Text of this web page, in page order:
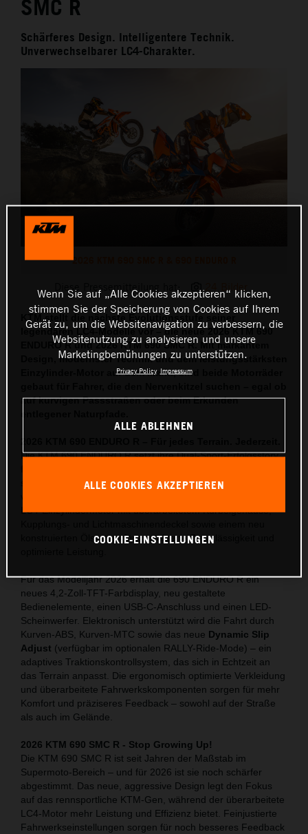
SMC R
Schärferes Design. Intelligentere Technik.
Unverwechselbarer LC4-Charakter.
2026 KTM 690 SMC R & 690 ENDURO R
KTM stellt die nächste Evolutionsstufe seiner
legendären LC4-Modelle vor – die neue 2026 KTM 690
ENDURO R und 2026 KTM 690 SMC R. Mit markantem
Design, modernster Technik und dem leistungsstärksten
Einzylinder-Motor auf dem Markt, sind beide Motorräder
auf kurvigen Passstraßen oder beim Erkunden
Die KTM 690 ENDURO R setzt ihre Dual-Sport-Erfolgsstory
steigern und gleichzeitig den Fahrkomfort auf der Straße
LC4-Einzylindermotor mit überarbeitetem Kurbelgehäuse,
konstruierten Ölsystem für gesteigerte Zuverlässigkeit und
Für das Modelljahr 2026 erhält die 690 ENDURO R ein
neues 4,2-Zoll-TFT-Farbdisplay, neu gestaltete
Bedienelemente, einen USB-C-Anschluss und einen LED-
Scheinwerfer. Elektronisch unterstützt wird die Fahrt durch
Kurven-ABS, Kurven-MTC sowie das neue Dynamic Slip
Adjust (verfügbar im optionalen RALLY-Ride-Mode) – ein
adaptives Traktionskontrollsystem, das sich in Echtzeit an
das Terrain anpasst. Die ergonomisch optimierte Verkleidung
und überarbeitete Fahrwerkskomponenten sorgen für mehr
Komfort und präziseres Feedback – sowohl auf der Straße
als auch im Gelände.
2026 KTM 690 SMC R - Stop Growing Up!
Die KTM 690 SMC R ist seit Jahren der Maßstab im
Supermoto-Bereich – und für 2026 ist sie noch schärfer
abgestimmt. Das neue, aggressive Design legt den Fokus
auf das rennsportliche KTM-Gen, während der überarbeitete
LC4-Motor mehr Leistung und Effizienz bietet. Feinjustierte
Fahrwerkseinstellungen sorgen für noch besseres Feedback
Wenn Sie auf „Alle Cookies akzeptieren“ klicken,
stimmen Sie der Speicherung von Cookies auf Ihrem
Gerät zu, um die Websitenavigation zu verbessern, die
Websitenutzung zu analysieren und unsere
Marketingbemühungen zu unterstützen.
Privacy Policy Impressum
ALLE ABLEHNEN
ALLE COOKIES AKZEPTIEREN
COOKIE-EINSTELLUNGEN